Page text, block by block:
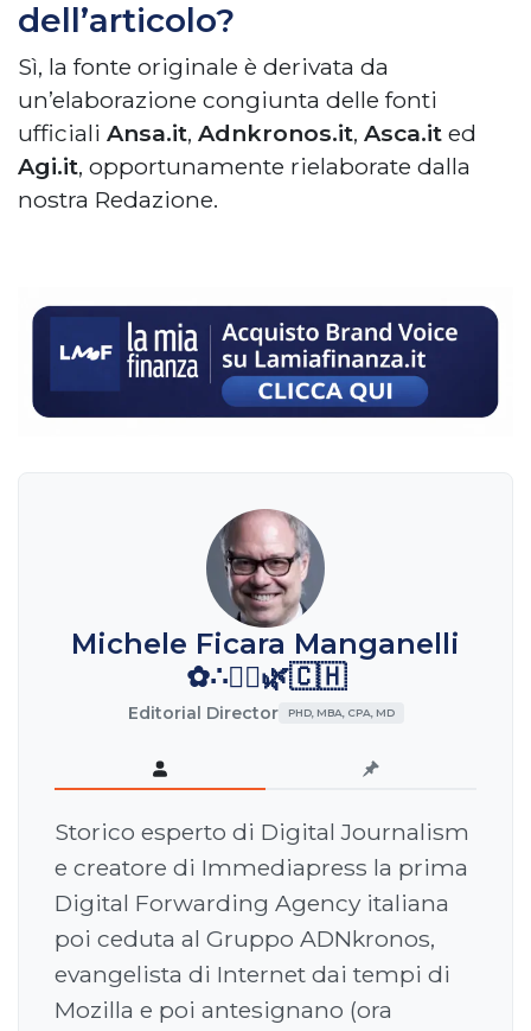
dell’articolo?
Sì, la fonte originale è derivata da
un’elaborazione congiunta delle fonti
ufficiali Ansa.it, Adnkronos.it, Asca.it ed
Agi.it, opportunamente rielaborate dalla
nostra Redazione.
Michele Ficara Manganelli
✿∴♛🌿🇨🇭
Editorial Director PHD, MBA, CPA, MD
Storico esperto di Digital Journalism
e creatore di Immediapress la prima
Digital Forwarding Agency italiana
poi ceduta al Gruppo ADNkronos,
evangelista di Internet dai tempi di
Mozilla e poi antesignano (ora